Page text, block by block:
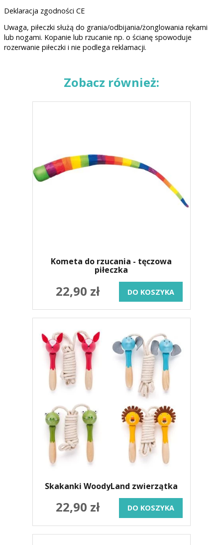
Deklaracja zgodności CE
Uwaga, piłeczki służą do grania/odbijania/żonglowania rękami
lub nogami. Kopanie lub rzucanie np. o ścianę spowoduje
rozerwanie piłeczki i nie podlega reklamacji.
Zobacz również:
Kometa do rzucania - tęczowa
piłeczka
22,90 zł DO KOSZYKA
Skakanki WoodyLand zwierzątka
22,90 zł DO KOSZYKA